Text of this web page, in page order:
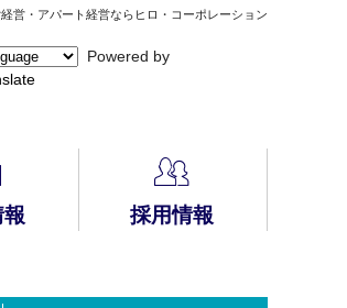
営・アパート経営ならヒロ・コーポレーション
Powered by
採用情報